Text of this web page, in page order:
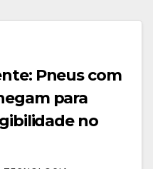
Pneus com
para
no